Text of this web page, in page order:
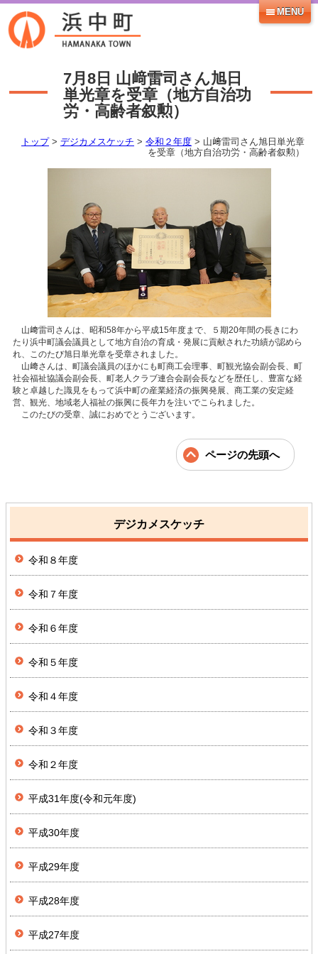
MENU
7月8日 山﨑雷司さん旭日
単光章を受章（地方自治功
労・高齢者叙勲）
トップ> デジカメスケッチ > 令和２年度 > 山﨑雷司さん旭日単光章
を受章（地方自治功労・高齢者叙勲）
山﨑雷司さんは、昭和58年から平成15年度まで、５期20年間の長きにわ
たり浜中町議会議員として地方自治の育成・発展に貢献された功績が認めら
れ、このたび旭日単光章を受章されました。
山﨑さんは、町議会議員のほかにも町商工会理事、町観光協会副会長、町
社会福祉協議会副会長、町老人クラブ連合会副会長などを歴任し、豊富な経
験と卓越した識見をもって浜中町の産業経済の振興発展、商工業の安定経
営、観光、地域老人福祉の振興に長年力を注いでこられました。
このたびの受章、誠におめでとうございます。
ページの先頭へ
デジカメスケッチ
令和８年度
令和７年度
令和６年度
令和５年度
令和４年度
令和３年度
令和２年度
平成31年度(令和元年度)
平成30年度
平成29年度
平成28年度
平成27年度